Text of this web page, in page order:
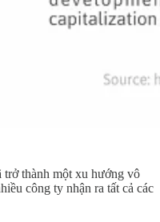
thành một xu hướng vô
công ty nhận ra tất cả các